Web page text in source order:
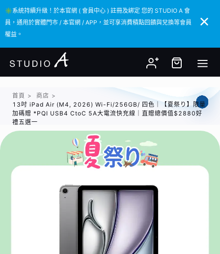
✳️系統持續升級！於本官網 ( 會員中心 ) 註冊及綁定 您的 STUDIO A 會
員，通用於實體門市 / 本官網 / APP，並可享消費積點回饋與兌換等會員
權益。
✳️系統持續升級！於本官網 ( 會員中心 ) 註冊及綁定 您的 STUDIO A 會
員，通用於實體門市 / 本官網 / APP，並可享消費積點回饋與兌換等會員
權益。
首頁 > 商店 >
13吋 iPad Air (M4, 2026) Wi-Fi/256GB/ 四色｜【夏祭り】限量
加碼贈 *PQI USB4 CtoC 5A大電流快充線｜直贈總價值$2880好
禮五選一